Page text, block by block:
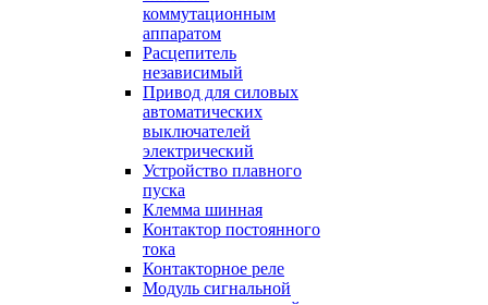
коммутационным
аппаратом
Расцепитель
независимый
Привод для силовых
автоматических
выключателей
электрический
Устройство плавного
пуска
Клемма шинная
Контактор постоянного
тока
Контакторное реле
Модуль сигнальной